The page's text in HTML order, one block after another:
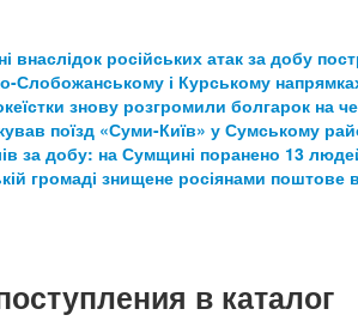
внаслідок російських атак за добу
Слобожанському і Курському
знову розгромили болгарок на
поїзд «Суми-Київ» у Сумському
за добу: на Сумщині поранено 13
громаді знищене росіянами поштове
в каталог